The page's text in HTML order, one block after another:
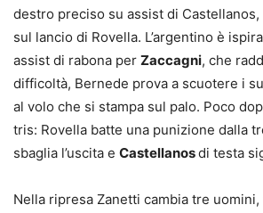
destro preciso su assist di
sul lancio di Rovella. L’argentino è
assist di rabona per Zaccagni, che
difficoltà, Bernede prova a scuotere i
al volo che si stampa sul palo. Poco
tris: Rovella batte una punizione dalla
sbaglia l’uscita e Castellanosdi testa
Nella ripresa Zanetti cambia tre